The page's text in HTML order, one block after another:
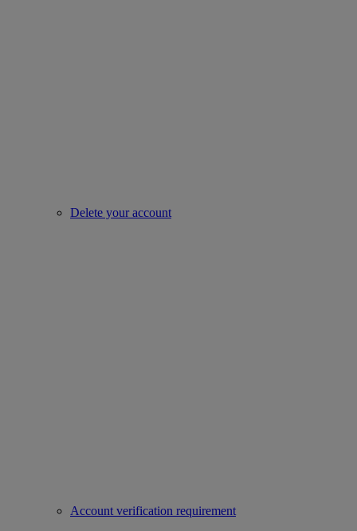
Delete your account
Account verification requirement